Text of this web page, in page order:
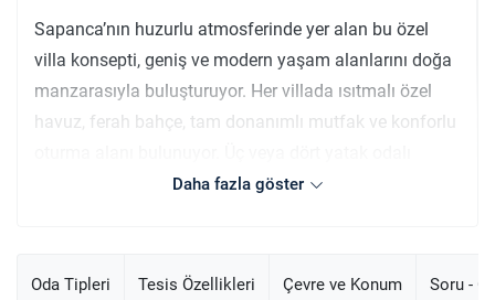
Sapanca’nın huzurlu atmosferinde yer alan bu özel
villa konsepti, geniş ve modern yaşam alanlarını doğa
manzarasıyla buluşturuyor. Her villada ısıtmalı özel
havuz, ferah bahçe, tam donanımlı mutfak ve konforlu
seçenekler, aileler ve arkadaş grupları için ideal bir
ayrıcalıklarla misafirlerine eksiksiz bir tatil imkanı
Daha fazla göster
Oda Tipleri Tesis Özellikleri Çevre ve Konum Soru -